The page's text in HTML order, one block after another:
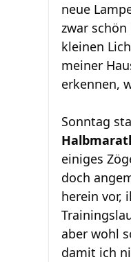
neue
zwar
kleinen
meiner
erkennen,
Sonntag
einiges
doch
herein vor,
aber wohl
damit ich